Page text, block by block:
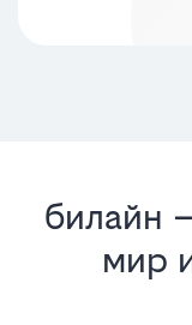
билайн
мир